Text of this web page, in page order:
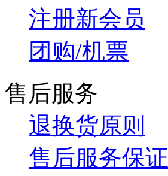
注册新会员
团购/机票
售后服务
退换货原则
售后服务保证